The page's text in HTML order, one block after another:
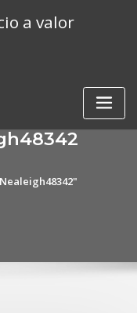
a valor